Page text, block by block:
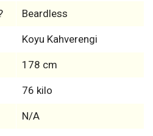
Beardless
Koyu Kahverengi
178 cm
76 kilo
N/A